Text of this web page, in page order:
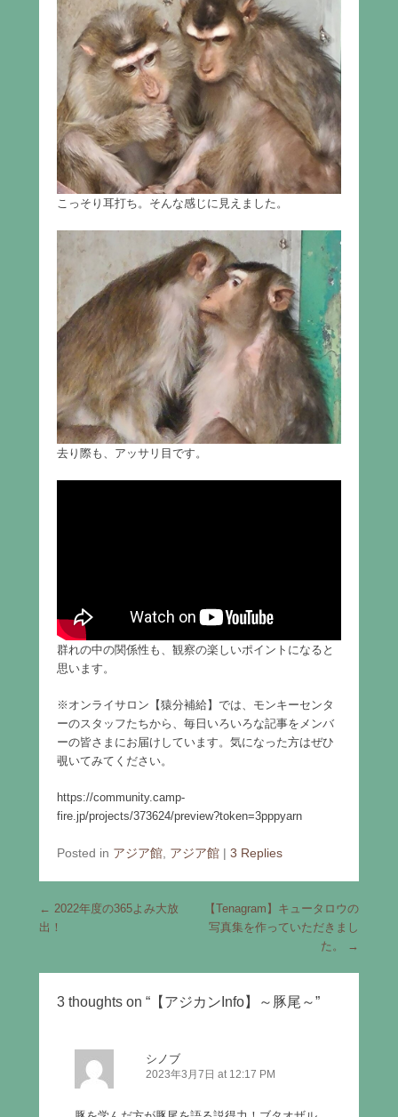
こっそり耳打ち。そんな感じに見えました。
去り際も、アッサリ目です。
群れの中の関係性も、観察の楽しいポイントになると
思います。
※オンライサロン【猿分補給】では、モンキーセンタ
ーのスタッフたちから、毎日いろいろな記事をメンバ
ーの皆さまにお届けしています。気になった方はぜひ
覗いてみてください。
https://community.camp-
fire.jp/projects/373624/preview?token=3pppyarn
Posted in アジア館 アジア館 | 3 Replies
Post navigation
← 2022年度の365よみ大放
出！
【Tenagram】キュータロウの
写真集を作っていただきまし
た。
→
3 thoughts on “ 【アジカンInfo】～豚尾～”
シノブ
2023年3月7日 at 12:17 PM